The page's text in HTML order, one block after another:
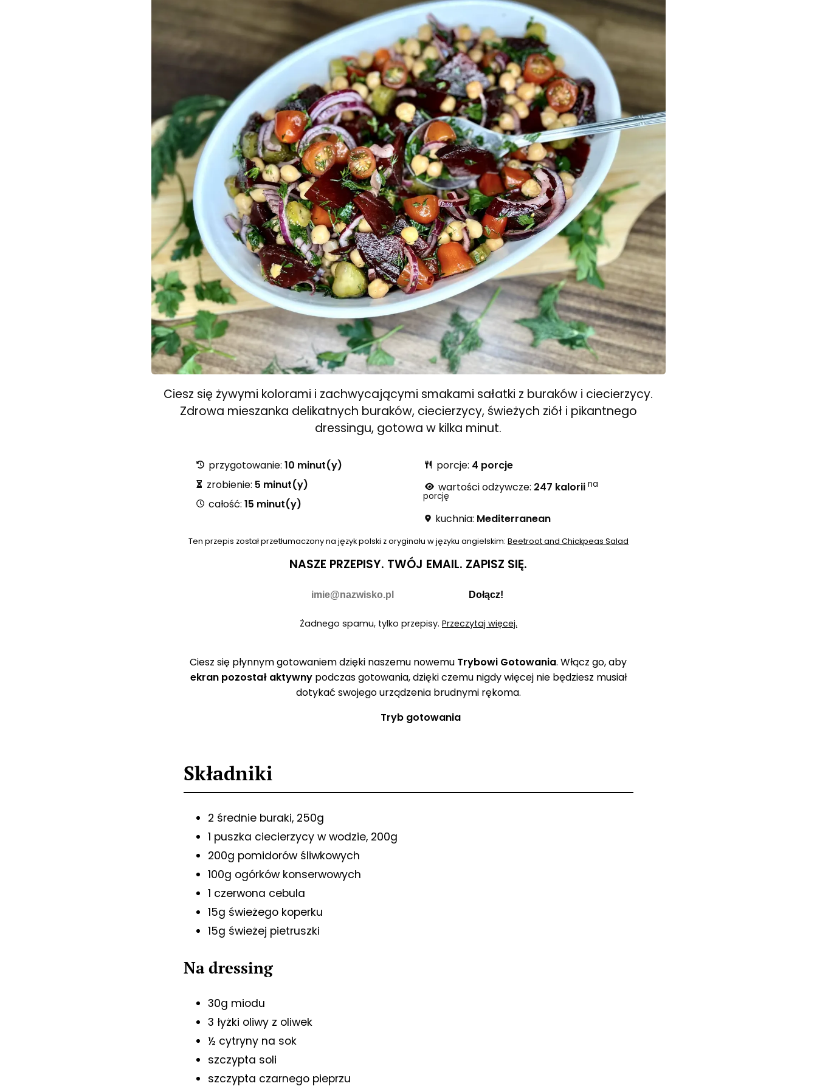
Ciesz się żywymi kolorami i zachwycającymi smakami sałatki z buraków i ciecierzycy.
Zdrowa mieszanka delikatnych buraków, ciecierzycy, świeżych ziół i pikantnego
dressingu, gotowa w kilka minut.
przygotowanie: 10 minut(y)
zrobienie: 5 minut(y)
całość: 15 minut(y)
porcje: 4 porcje
wartości odżywcze: 247 kalorii na
porcję
kuchnia: Mediterranean
Ten przepis został przetłumaczony na język polski z oryginału w języku angielskim: Beetroot and Chickpeas Salad
NASZE PRZEPISY. TWÓJ EMAIL. ZAPISZ SIĘ.
Dołącz!
Żadnego spamu, tylko przepisy. Przeczytaj więcej.
Ciesz się płynnym gotowaniem dzięki naszemu nowemu Trybowi Gotowania. Włącz go, aby
ekran pozostał aktywnypodczas gotowania, dzięki czemu nigdy więcej nie będziesz musiał
dotykać swojego urządzenia brudnymi rękoma.
Tryb gotowania🚫
Składniki
2 średnie buraki, 250g
1 puszka ciecierzycy w wodzie, 200g
200g pomidorów śliwkowych
100g ogórków konserwowych
1 czerwona cebula
15g świeżego koperku
15g świeżej pietruszki
Na dressing
30g miodu
3 łyżki oliwy z oliwek
½ cytryny na sok
szczypta soli
szczypta czarnego pieprzu